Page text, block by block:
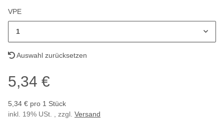
VPE
1
Auswahl zurücksetzen
5,34 €
5,34 € pro 1 Stück
inkl. 19% USt. , zzgl. Versand